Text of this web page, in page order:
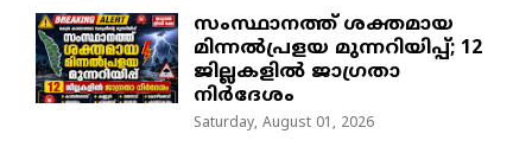
സംസ്ഥാനത്ത് ശക്തമായ
മിന്നൽപ്രളയ മുന്നറിയിപ്പ്; 12
ജില്ലകളിൽ ജാഗ്രതാ
നിർദേശം
Saturday, August 01, 2026